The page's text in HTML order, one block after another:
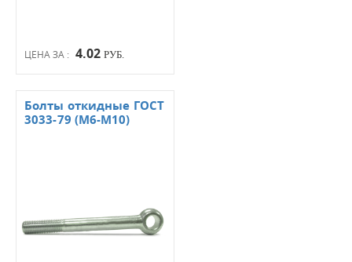
ЦЕНА ЗА : 4.02 РУБ.
Болты откидные ГОСТ
3033-79 (М6-М10)